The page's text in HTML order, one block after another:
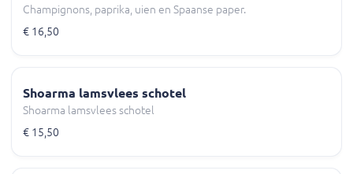
Champignons, paprika, uien en Spaanse paper.
€ 16,50
Shoarma lamsvlees schotel
Shoarma lamsvlees schotel
€ 15,50